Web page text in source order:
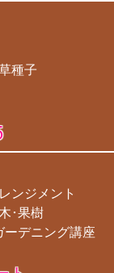
種子
ンジメント
･果樹
デニング講座